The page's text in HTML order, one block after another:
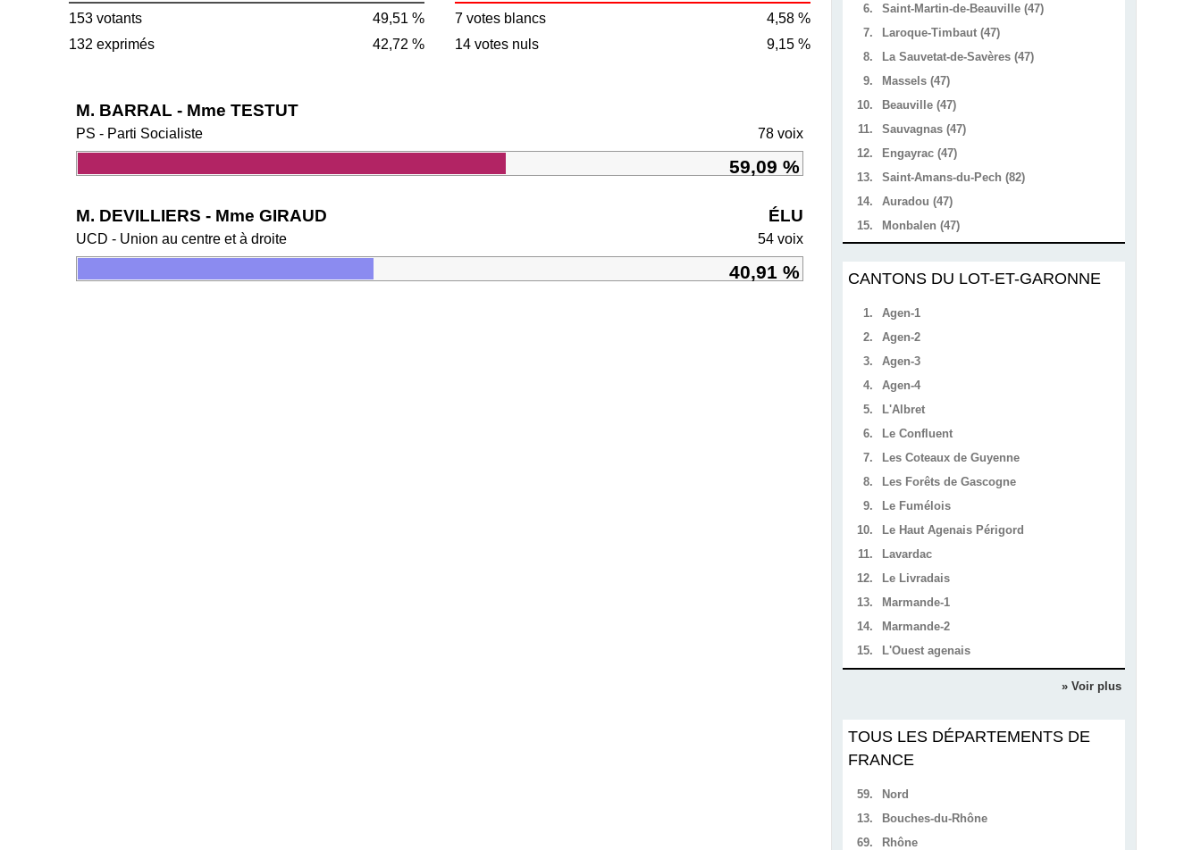
153 votants
49,51 %
132 exprimés
42,72 %
7 votes blancs
4,58 %
14 votes nuls
9,15 %
M. BARRAL - Mme TESTUT
PS - Parti Socialiste 78 voix
59,09 %
M. DEVILLIERS - Mme GIRAUD ÉLU
UCD - Union au centre et à droite 54 voix
40,91 %
6.
Saint-Martin-de-Beauville (47)
7.
Laroque-Timbaut (47)
8.
La Sauvetat-de-Savères (47)
9.
Massels (47)
10.
Beauville (47)
11.
Sauvagnas (47)
12.
Engayrac (47)
13.
Saint-Amans-du-Pech (82)
14.
Auradou (47)
15.
Monbalen (47)
CANTONS DU LOT-ET-GARONNE
1.
Agen-1
2.
Agen-2
3.
Agen-3
4.
Agen-4
5.
L'Albret
6.
Le Confluent
7.
Les Coteaux de Guyenne
8.
Les Forêts de Gascogne
9.
Le Fumélois
10.
Le Haut Agenais Périgord
11.
Lavardac
12.
Le Livradais
13.
Marmande-1
14.
Marmande-2
15.
L'Ouest agenais
» Voir plus
TOUS LES DÉPARTEMENTS DE
FRANCE
59.
Nord
13.
Bouches-du-Rhône
69.
Rhône